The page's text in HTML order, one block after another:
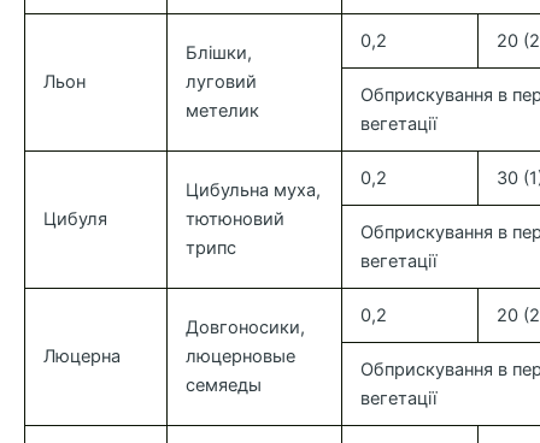
Льон
Блішки,
луговий
метелик
0,2 20
Обприскування в
вегетації
Цибуля
Цибульна муха,
тютюновий
трипс
0,2 30
Обприскування в
вегетації
Люцерна
Довгоносики,
люцерновые
семяеды
0,2 20
Обприскування в
вегетації